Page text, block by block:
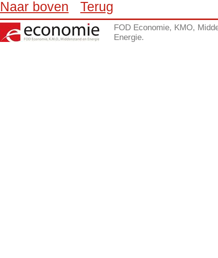
Naar boven Terug
FOD Economie, KMO,
Energie.